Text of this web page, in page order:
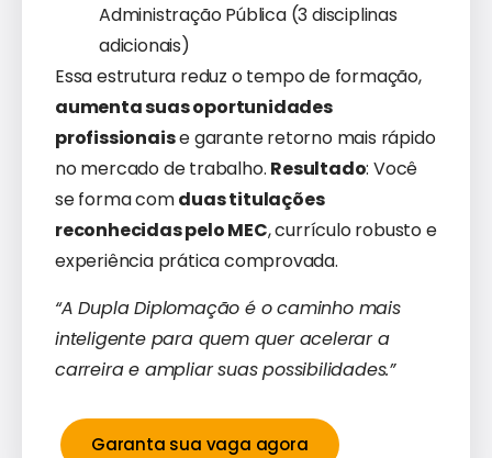
Administração Pública (3 disciplinas
adicionais)
Essa estrutura reduz o tempo de formação,
aumenta suas oportunidades
profissionaise garante retorno mais rápido
no mercado de trabalho. Resultado: Você
se forma comduas titulações
reconhecidas pelo MEC, currículo robusto e
experiência prática comprovada.
“A Dupla Diplomação é o caminho mais
inteligente para quem quer acelerar a
carreira e ampliar suas possibilidades.”
Garanta sua vaga agora